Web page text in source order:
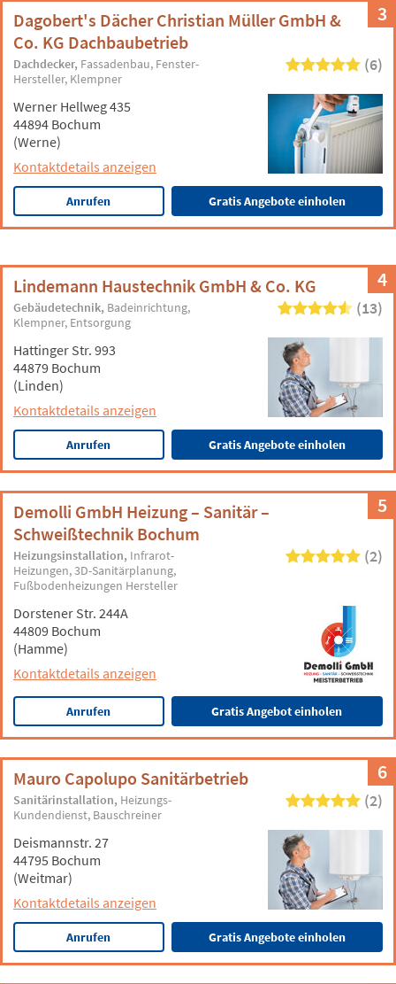
3
Dagobert's Dächer Christian Müller GmbH &
Co. KG Dachbaubetrieb
Dachdecker Fassadenbau Fenster-
Hersteller Klempner
(6)
Werner Hellweg 435
44894 Bochum
(Werne)
Kontaktdetails anzeigen
Anrufen Gratis Angebote einholen
4
Lindemann Haustechnik GmbH & Co. KG
Gebäudetechnik Badeinrichtung
Klempner Entsorgung
(13)
Hattinger Str. 993
44879 Bochum
(Linden)
Kontaktdetails anzeigen
Anrufen Gratis Angebote einholen
5
Demolli GmbH Heizung – Sanitär –
Schweißtechnik Bochum
Heizungsinstallation Infrarot-
Heizungen 3D-Sanitärplanung
Fußbodenheizungen Hersteller
(2)
Dorstener Str. 244A
44809 Bochum
(Hamme)
Kontaktdetails anzeigen
Anrufen Gratis Angebot einholen
6
Mauro Capolupo Sanitärbetrieb
Sanitärinstallation Heizungs-
Kundendienst Bauschreiner
(2)
Deismannstr. 27
44795 Bochum
(Weitmar)
Kontaktdetails anzeigen
Anrufen Gratis Angebote einholen